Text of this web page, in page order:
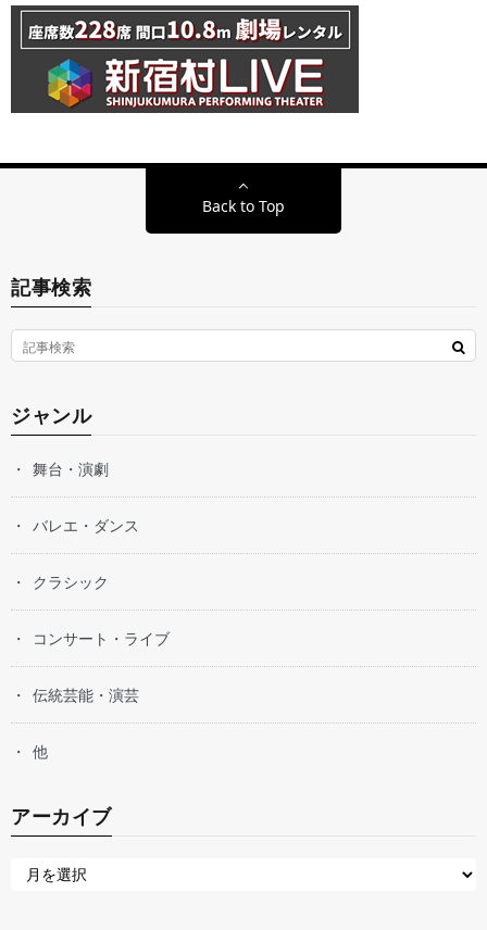
Back to Top
記事検索
ジャンル
舞台・演劇
バレエ・ダンス
クラシック
コンサート・ライブ
伝統芸能・演芸
他
アーカイブ